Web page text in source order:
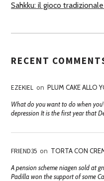
Sahkku: il gioco
RECENT
EZEKIEL on PLUM CAKE ALLO
What do you want to do when
depression It is the first year that
FRIEND35 on TORTA CON
A pension scheme niagen sold at
Padilla won the support of some